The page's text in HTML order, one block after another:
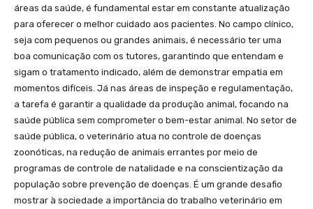
áreas da saúde, é fundamental estar em constante atualização
para oferecer o melhor cuidado aos pacientes. No campo clínico,
seja com pequenos ou grandes animais, é necessário ter uma
boa comunicação com os tutores, garantindo que entendam e
sigam o tratamento indicado, além de demonstrar empatia em
momentos difíceis. Já nas áreas de inspeção e regulamentação,
a tarefa é garantir a qualidade da produção animal, focando na
saúde pública sem comprometer o bem-estar animal. No setor de
saúde pública, o veterinário atua no controle de doenças
zoonóticas, na redução de animais errantes por meio de
programas de controle de natalidade e na conscientização da
população sobre prevenção de doenças. É um grande desafio
mostrar à sociedade a importância do trabalho veterinário em